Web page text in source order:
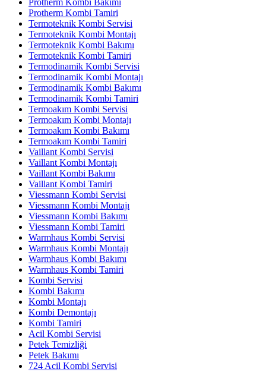
Protherm Kombi Bakımı
Protherm Kombi Tamiri
Termoteknik Kombi Servisi
Termoteknik Kombi Montajı
Termoteknik Kombi Bakımı
Termoteknik Kombi Tamiri
Termodinamik Kombi Servisi
Termodinamik Kombi Montajı
Termodinamik Kombi Bakımı
Termodinamik Kombi Tamiri
Termoakım Kombi Servisi
Termoakım Kombi Montajı
Termoakım Kombi Bakımı
Termoakım Kombi Tamiri
Vaillant Kombi Servisi
Vaillant Kombi Montajı
Vaillant Kombi Bakımı
Vaillant Kombi Tamiri
Viessmann Kombi Servisi
Viessmann Kombi Montajı
Viessmann Kombi Bakımı
Viessmann Kombi Tamiri
Warmhaus Kombi Servisi
Warmhaus Kombi Montajı
Warmhaus Kombi Bakımı
Warmhaus Kombi Tamiri
Kombi Servisi
Kombi Bakımı
Kombi Montajı
Kombi Demontajı
Kombi Tamiri
Acil Kombi Servisi
Petek Temizliği
Petek Bakımı
724 Acil Kombi Servisi